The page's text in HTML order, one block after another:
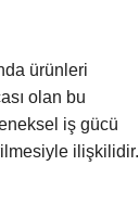
ürünleri
olan bu
iş gücü
ilişkilidir.